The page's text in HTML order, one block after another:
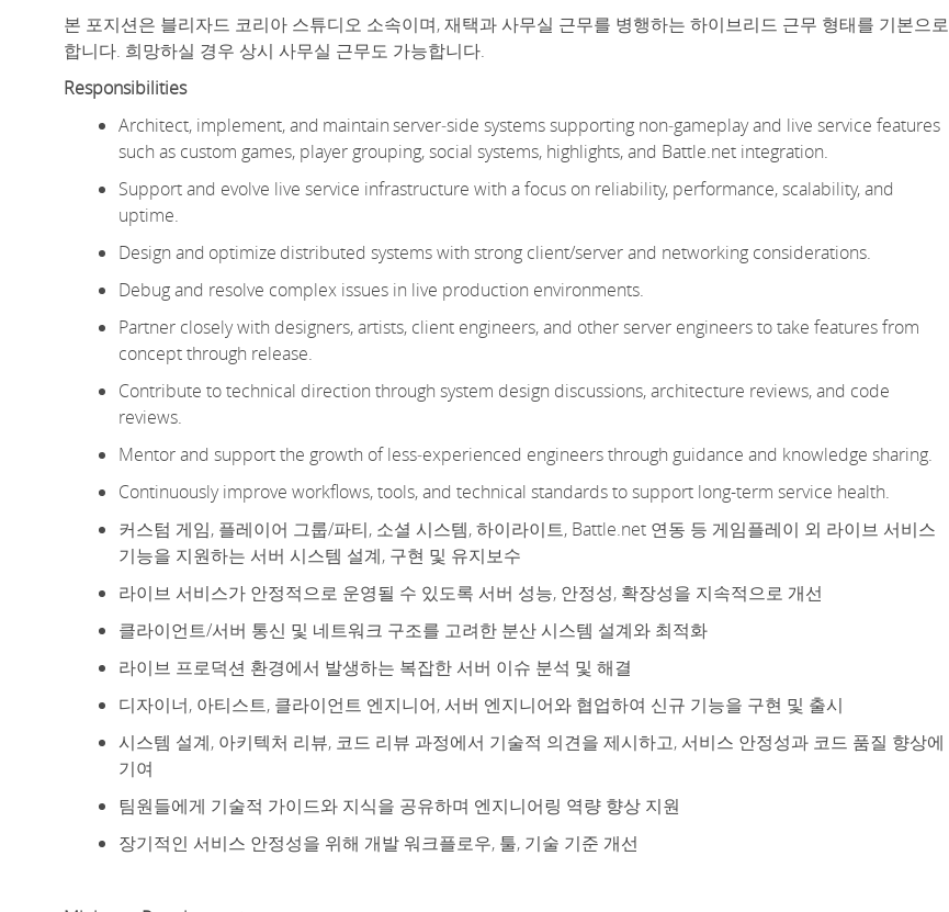
본 포지션은 블리자드 코리아 스튜디오 소속이며, 재택과 사무실 근무를 병행하는 하이브리드 근무 형태를 기본으로
합니다. 희망하실 경우 상시 사무실 근무도 가능합니다.
Responsibilities
Architect, implement, and maintainserver‑side systems supporting non‑gameplayand live service features
such as custom games, player grouping, social systems, highlights, and Battle.net integration.
Support and evolve live service infrastructure with a focus on reliability, performance, scalability, and
uptime.
Design and optimize distributed systems with strong client/server and networking considerations.
Debug and resolve complex issues in live production environments.
Partner closely with designers, artists, client engineers, and other server engineers to take features from
concept through release.
Contribute to technical direction through system design discussions, architecture reviews, and code
reviews.
Mentor and support the growth of less‑experienced engineers through guidance and knowledge sharing.
Continuously improve workflows, tools, and technical standards to support long-term service health.
커스텀 게임, 플레이어 그룹/파티, 소셜 시스템, 하이라이트, Battle.net 연동 등 게임플레이 외 라이브 서비스
기능을 지원하는 서버 시스템 설계, 구현 및 유지보수
라이브 서비스가 안정적으로 운영될 수 있도록 서버 성능, 안정성, 확장성을 지속적으로 개선
클라이언트/서버 통신 및 네트워크 구조를 고려한 분산 시스템 설계와 최적화
라이브 프로덕션 환경에서 발생하는 복잡한 서버 이슈 분석 및 해결
디자이너, 아티스트, 클라이언트 엔지니어, 서버 엔지니어와 협업하여 신규 기능을 구현 및 출시
시스템 설계, 아키텍처 리뷰, 코드 리뷰 과정에서 기술적 의견을 제시하고, 서비스 안정성과 코드 품질 향상에
기여
팀원들에게 기술적 가이드와 지식을 공유하며 엔지니어링 역량 향상 지원
장기적인 서비스 안정성을 위해 개발 워크플로우, 툴, 기술 기준 개선